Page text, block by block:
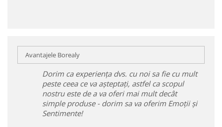
Avantajele Borealy
Dorim ca experiența dvs. cu noi sa fie cu mult
peste ceea ce va așteptați, astfel ca scopul
nostru este de a va oferi mai mult decât
simple produse - dorim sa va oferim Emoții și
Sentimente!